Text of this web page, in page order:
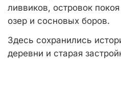
ливвиков, островок
озер и сосновых боров.
Здесь сохранились
деревни и старая